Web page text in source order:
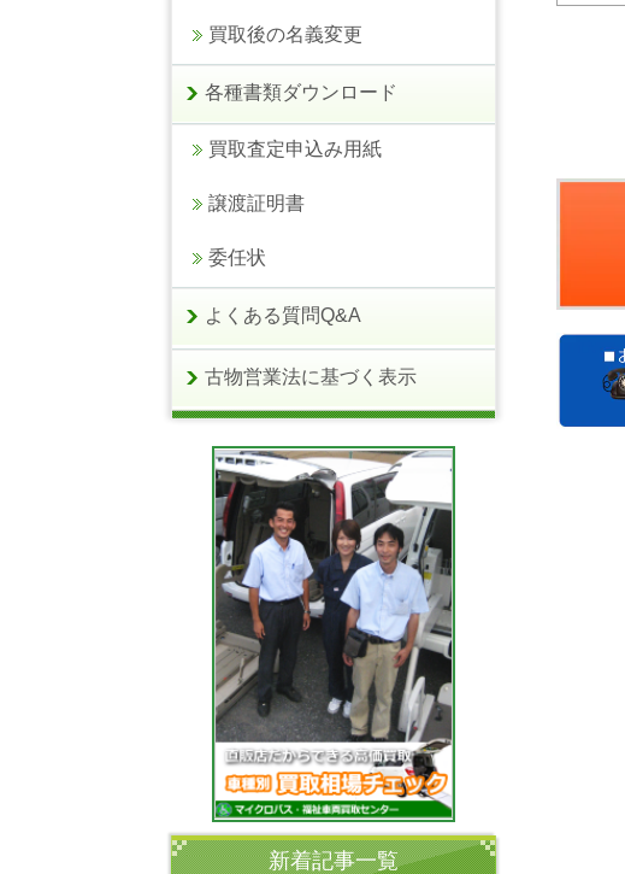
買取後の名義変更
各種書類ダウンロード
買取査定申込み用紙
譲渡証明書
委任状
よくある質問Q&A
古物営業法に基づく表示
新着記事一覧